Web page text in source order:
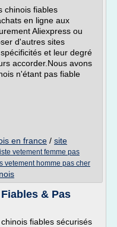
chinois fiables
en ligne aux
Aliexpress ou
d'autres sites
et leur degré
accorder.Nous avons
n'étant pas fiable
en france / site
vetement femme pas
vetement homme pas cher
& Pas
fiables sécurisés